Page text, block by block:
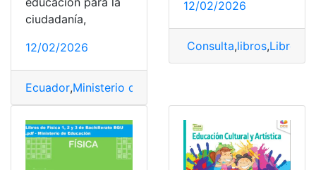
ciudadanía,
12/02/2026
Ecuador,Ministerio de educación
12/02/2026
Consulta,libros,Libros